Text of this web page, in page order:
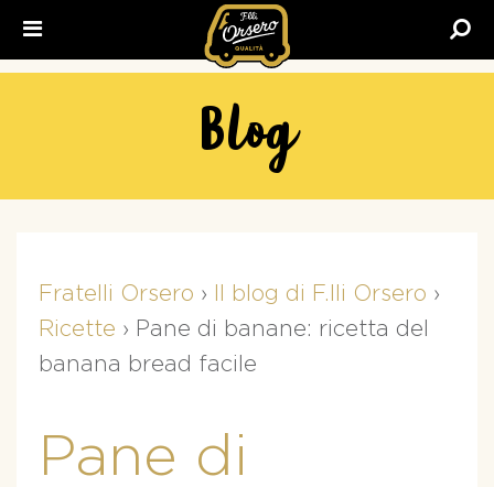
Blog
Fratelli Orsero › Il blog di F.lli Orsero ›
Ricette › Pane di banane: ricetta del
banana bread facile
Pane di